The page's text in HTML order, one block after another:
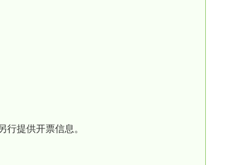
行提供开票信息。